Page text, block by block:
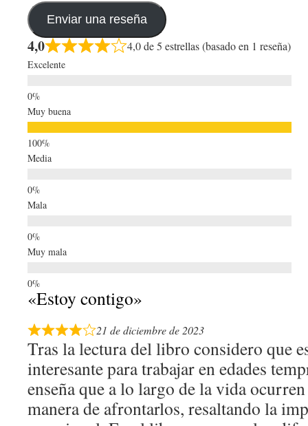
Enviar una reseña
4,0 4,0 de 5 estrellas (basado en 1 reseña)
Excelente
Muy buena
Media
Mala
Muy mala
«Estoy contigo»
21 de diciembre de 2023
Tras la lectura del libro considero que
interesante para trabajar en edades
enseña que a lo largo de la vida
manera de afrontarlos, resaltando la